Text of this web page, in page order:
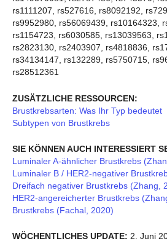
rs1111207, rs527616, rs8092192,
rs9952980, rs56069439, rs10164323,
rs1154723, rs6030585, rs13039563,
rs2823130, rs2403907, rs4818836,
rs34134147, rs132289, rs5750715,
rs28512361
ZUSÄTZLICHE RESSOURCEN:
Brustkrebsarten: Was Ihr Typ bedeutet
Subtypen von Brustkrebs
SIE KÖNNEN AUCH INTERESSIERT
Luminaler A-ähnlicher Brustkrebs
Luminaler B / HER2-negativer
Dreifach negativer Brustkrebs (Zhang,
HER2-angereicherter Brustkrebs
Brustkrebs (Fachal, 2020)
WÖCHENTLICHES UPDATE: 2. Juni